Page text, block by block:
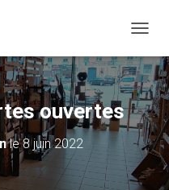
É
P
L
I
E
R
L
A
N
ouvertes
le8 juin 2022